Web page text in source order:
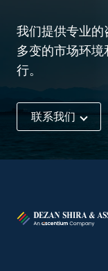
我们提供专业
多变的市场环
行。
联系我们